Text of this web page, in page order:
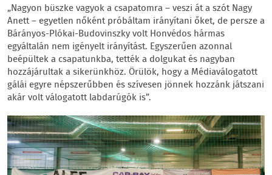
„Nagyon büszke vagyok a csapatomra – veszi át a szót Nagy
Anett – egyetlen nőként próbáltam irányítani őket, de persze a
Bárányos-Plókai-Budovinszky volt Honvédos hármas
egyáltalán nem igényelt irányítást. Egyszerűen azonnal
beépültek a csapatunkba, tették a dolgukat és nagyban
hozzájárultak a sikerünkhöz. Örülök, hogy a Médiaválogatott
gálái egyre népszerűbben és szívesen jönnek hozzánk játszani
akár volt válogatott labdarúgók is”.